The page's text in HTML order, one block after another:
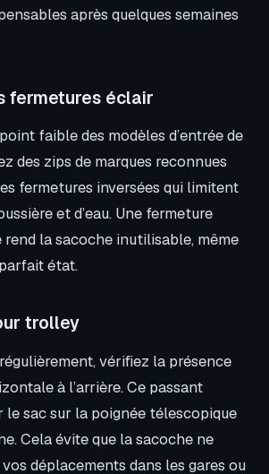
après quelques semaines
fermetures éclair
faible des modèles d’entrée de
des zips de marques reconnues
fermetures inversées qui limitent
et d’eau. Une fermeture
la sacoche inutilisable, même
état.
trolley
vérifiez la présence
à l’arrière. Ce passant
le sac sur la poignée télescopique
Cela évite que la sacoche ne
déplacements dans les gares ou